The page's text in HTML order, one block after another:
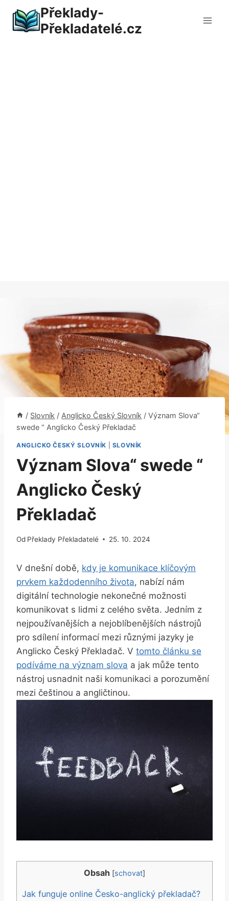
obsah
Překlady-
Překladatelé.cz
/ Slovník / Anglicko Český Slovník / Význam Slova“
swede “ Anglicko Český Překladač
ANGLICKO ČESKÝ SLOVNÍK SLOVNÍK
Význam Slova“ swede “
Anglicko Český
Překladač
Od Překlady Překladatelé 25. 10. 2024
V dnešní době, kdy je komunikace klíčovým
prvkem každodenního života, nabízí nám
digitální technologie nekonečné možnosti
komunikovat s lidmi z celého světa. Jedním z
nejpoužívanějších a nejoblíbenějších nástrojů
pro sdílení informací mezi různými jazyky je
Anglicko Český Překladač. V tomto článku se
podíváme na význam slova a jak může tento
nástroj usnadnit naši komunikaci a porozumění
mezi češtinou a angličtinou.
Obsah [schovat]
Jak funguje online Česko-anglický překladač?